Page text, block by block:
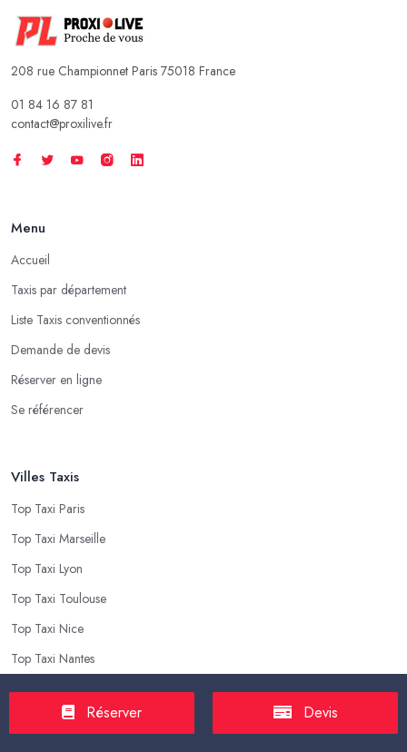
208 rue Championnet Paris 75018 France
01 84 16 87 81
contact@proxilive.fr
Menu
Accueil
Taxis par département
Liste Taxis conventionnés
Demande de devis
Réserver en ligne
Se référencer
Villes Taxis
Top Taxi Paris
Top Taxi Marseille
Top Taxi Lyon
Top Taxi Toulouse
Top Taxi Nice
Top Taxi Nantes
Top Taxis
Réserver Devis